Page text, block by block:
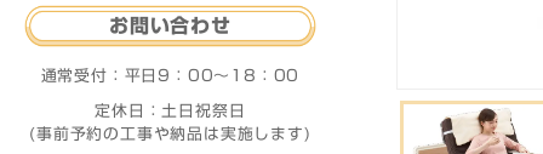
お問い合わせ
通常受付： 平日9：00〜18：00
定休日：土日祝祭日
(事前予約の工事や納品は実施します)